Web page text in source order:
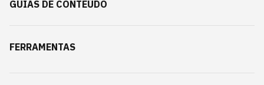
GUIAS DE CONTEÚDO
FERRAMENTAS